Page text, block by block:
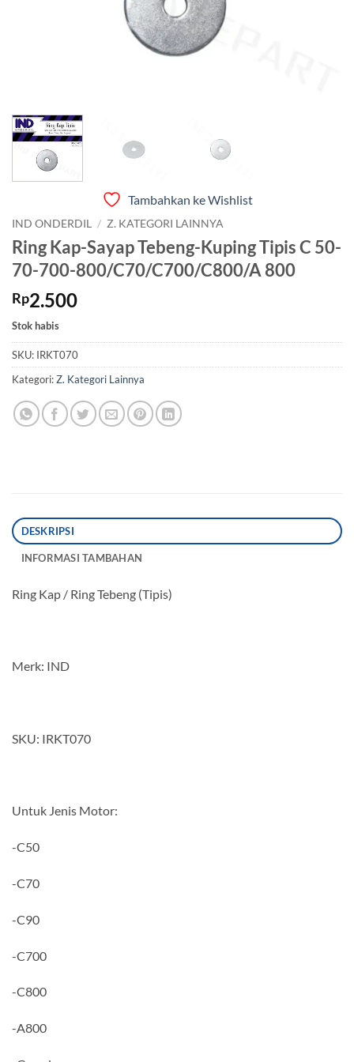
Tambahkan ke Wishlist
IND ONDERDIL / Z. KATEGORI LAINNYA
Ring Kap-Sayap Tebeng-Kuping Tipis C 50-
70-700-800/C70/C700/C800/A 800
Rp2.500
Stok habis
SKU: IRKT070
Kategori:Z. Kategori Lainnya
DESKRIPSI
INFORMASI TAMBAHAN
Ring Kap / Ring Tebeng (Tipis)
Merk: IND
SKU: IRKT070
Untuk Jenis Motor:
-C50
-C70
-C90
-C700
-C800
-A800